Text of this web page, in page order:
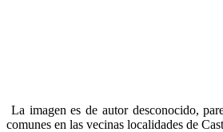
La imagen es de autor desconocido,
comunes en las vecinas localidades de